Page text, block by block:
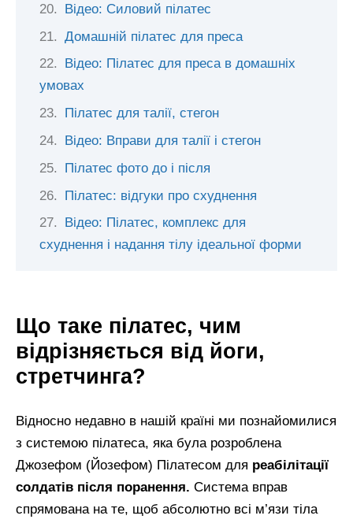
Відео: Силовий пілатес
Домашній пілатес для преса
Відео: Пілатес для преса в домашніх
умовах
Пілатес для талії, стегон
Відео: Вправи для талії і стегон
Пілатес фото до і після
Пілатес: відгуки про схуднення
Відео: Пілатес, комплекс для
схуднення і надання тілу ідеальної форми
Що таке пілатес, чим
відрізняється від йоги,
стретчинга?
Відносно недавно в нашій країні ми познайомилися
з системою пілатеса, яка була розроблена
Джозефом (Йозефом) Пілатесом для реабілітації
солдатів після поранення. Система вправ
спрямована на те, щоб абсолютно всі м’язи тіла